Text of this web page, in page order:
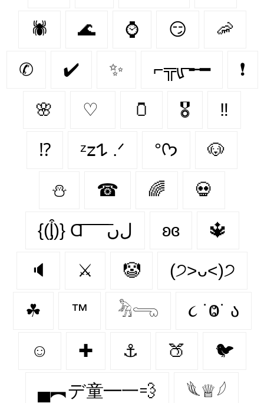
🕷 🌊 ⌚ 😏 🦐
✆ ✔️ ✨ ⌐╦ᡁ᠊╾━ ❗
🌸 ♡ 🫙 🎖️ ‼
⁉ ᶻ𝗓𐰁 .ᐟ °ᡣ𐭩 🐶
⛄️ ☎ 🌈 💀
{(ᶅ͒)} Ɑ͞ ͞ ͞ ͞ ͞ ﻝﮞ ʚɞ 🔱
🔈 ⚔ 🤡 (੭˃ᴗ˂)੭
☘ ™️ 𓀓𓂸 ૮ ˙Ⱉ˙ ა
☺ ✚ ⚓ 🍑 🐦‍
▄︻デ童━一💨 𓆰♕𓆪